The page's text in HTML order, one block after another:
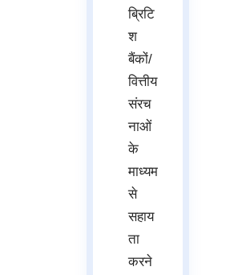
ब्रिटि
श
बैंकों/
वित्तीय
संरच
नाओं
के
माध्यम
से
सहाय
ता
करने